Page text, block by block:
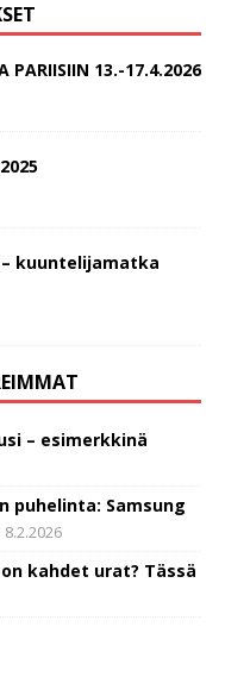
PARIISIIN 13.-17.4.2026
kuuntelijamatka
– esimerkkinä
puhelinta: Samsung
8.2.2026
kahdet urat? Tässä